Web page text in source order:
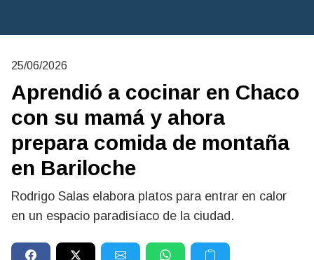
25/06/2026
Aprendió a cocinar en Chaco
con su mamá y ahora
prepara comida de montaña
en Bariloche
Rodrigo Salas elabora platos para entrar en calor
en un espacio paradisíaco de la ciudad.